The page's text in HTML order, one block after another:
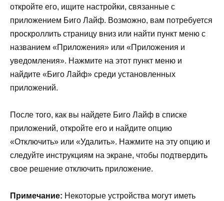
откройте его, ищите настройки, связанные с
приложением Биго Лайф. Возможно, вам потребуется
проскроллить страницу вниз или найти пункт меню с
названием «Приложения» или «Приложения и
уведомления». Нажмите на этот пункт меню и
найдите «Биго Лайф» среди установленных
приложений.
После того, как вы найдете Биго Лайф в списке
приложений, откройте его и найдите опцию
«Отключить» или «Удалить». Нажмите на эту опцию и
следуйте инструкциям на экране, чтобы подтвердить
свое решение отключить приложение.
Примечание: Некоторые устройства могут иметь